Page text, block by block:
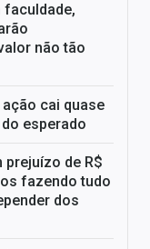
faculdade,
não tão
ação cai quase
esperado
prejuízo de R$
fazendo tudo
dos